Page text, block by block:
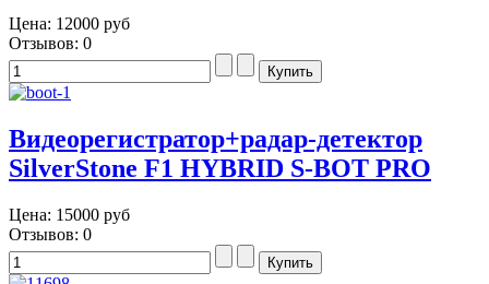
Цена: 12000 руб
Отзывов: 0
Видеорегистратор+радар-детектор
SilverStone F1 HYBRID S-BOT PRO
Цена: 15000 руб
Отзывов: 0